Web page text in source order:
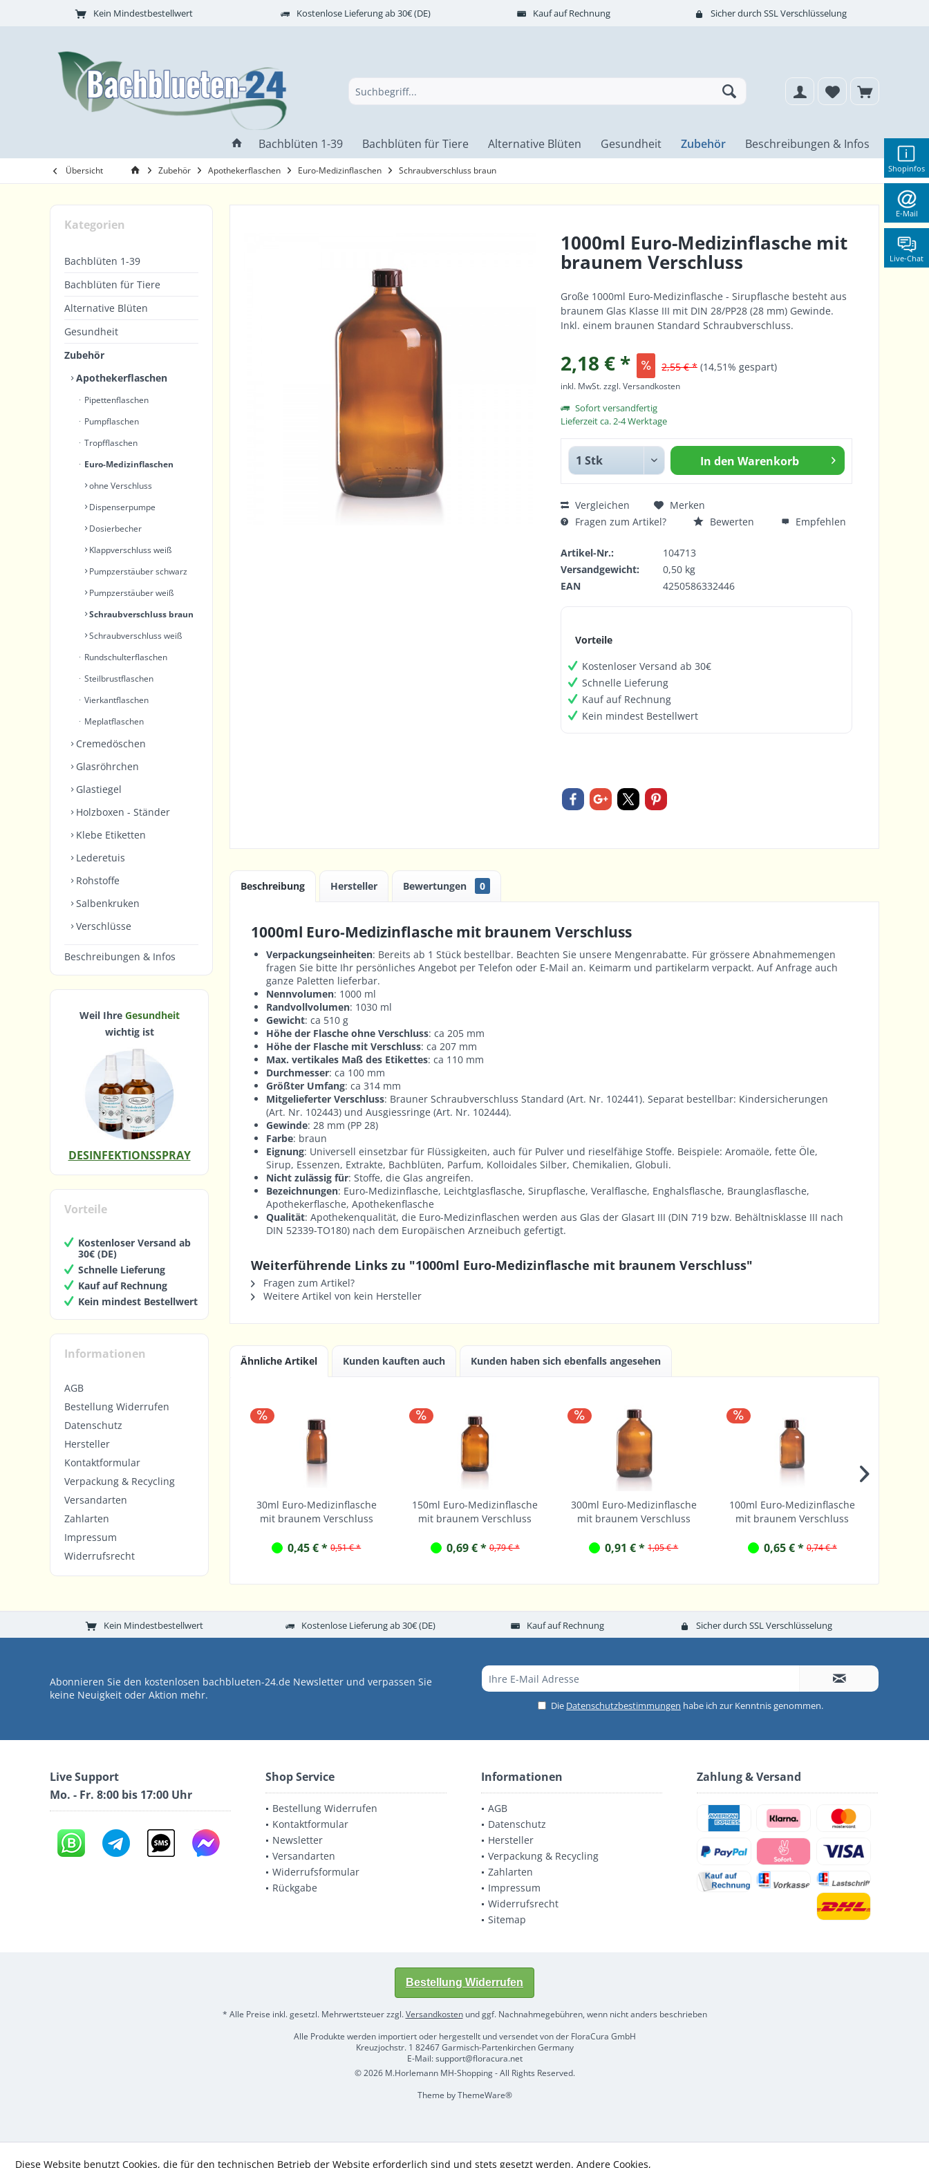
Shopinfos
E-Mail
Live-Chat
Kein Mindestbestellwert Kostenlose Lieferung ab 30€ (DE) Kauf auf Rechnung Sicher durch SSL Verschlüsselung
Bachblüten 1-39 Bachblüten für Tiere Alternative Blüten Gesundheit Zubehör Beschreibungen & Infos
Übersicht Zubehör Apothekerflaschen Euro-Medizinflaschen Schraubverschluss braun
Kategorien
Bachblüten 1-39
Bachblüten für Tiere
Alternative Blüten
Gesundheit
Zubehör
Apothekerflaschen
Pipettenflaschen
Pumpflaschen
Tropfflaschen
Euro-Medizinflaschen
ohne Verschluss
Dispenserpumpe
Dosierbecher
Klappverschluss weiß
Pumpzerstäuber schwarz
Pumpzerstäuber weiß
Schraubverschluss braun
Schraubverschluss weiß
Rundschulterflaschen
Steilbrustflaschen
Vierkantflaschen
Meplatflaschen
Cremedöschen
Glasröhrchen
Glastiegel
Holzboxen - Ständer
Klebe Etiketten
Lederetuis
Rohstoffe
Salbenkruken
Verschlüsse
Beschreibungen & Infos
Weil Ihre Gesundheit
wichtig ist
DESINFEKTIONSSPRAY
Vorteile
Kostenloser Versand ab
30€ (DE)
Schnelle Lieferung
Kauf auf Rechnung
Kein mindest Bestellwert
Informationen
AGB
Bestellung Widerrufen
Datenschutz
Hersteller
Kontaktformular
Verpackung & Recycling
Versandarten
Zahlarten
Impressum
Widerrufsrecht
1000ml Euro-Medizinflasche mit
braunem Verschluss
Große 1000ml Euro-Medizinflasche - Sirupflasche besteht aus
braunem Glas Klasse III mit DIN 28/PP28 (28 mm) Gewinde.
Inkl. einem braunen Standard Schraubverschluss.
2,18 € * 2,55 € * (14,51% gespart)
inkl. MwSt.zzgl. Versandkosten
Sofort versandfertig
Lieferzeit ca. 2-4 Werktage
In den Warenkorb
Vergleichen
Merken
Fragen zum Artikel?
Bewerten Empfehlen
Artikel-Nr.:
104713
Versandgewicht:
0,50 kg
EAN
4250586332446
Vorteile
Kostenloser Versand ab 30€
Schnelle Lieferung
Kauf auf Rechnung
Kein mindest Bestellwert
Beschreibung Hersteller Bewertungen 0
1000ml Euro-Medizinflasche mit braunem Verschluss
Verpackungseinheiten: Bereits ab 1 Stück bestellbar. Beachten Sie unsere Mengenrabatte. Für grössere Abnahmemengen
fragen Sie bitte Ihr persönliches Angebot per Telefon oder E-Mail an. Keimarm und partikelarm verpackt. Auf Anfrage auch
ganze Paletten lieferbar.
Nennvolumen: 1000 ml
Randvollvolumen: 1030 ml
Gewicht: ca 510 g
Höhe der Flasche ohne Verschluss: ca 205 mm
Höhe der Flasche mit Verschluss: ca 207 mm
Max. vertikales Maß des Etikettes: ca 110 mm
Durchmesser: ca 100 mm
Größter Umfang: ca 314 mm
Mitgelieferter Verschluss: Brauner Schraubverschluss Standard (Art. Nr. 102441). Separat bestellbar: Kindersicherungen
(Art. Nr. 102443) und Ausgiessringe (Art. Nr. 102444).
Gewinde: 28 mm (PP 28)
Farbe: braun
Eignung: Universell einsetzbar für Flüssigkeiten, auch für Pulver und rieselfähige Stoffe. Beispiele: Aromaöle, fette Öle,
Sirup, Essenzen, Extrakte, Bachblüten, Parfum, Kolloidales Silber, Chemikalien, Globuli.
Nicht zulässig für: Stoffe, die Glas angreifen.
Bezeichnungen: Euro-Medizinflasche, Leichtglasflasche, Sirupflasche, Veralflasche, Enghalsflasche, Braunglasflasche,
Apothekerflasche, Apothekenflasche
Qualität: Apothekenqualität, die Euro-Medizinflaschen werden aus Glas der Glasart III (DIN 719 bzw. Behältnisklasse III nach
DIN 52339-TO180) nach dem Europäischen Arzneibuch gefertigt.
Weiterführende Links zu "1000ml Euro-Medizinflasche mit braunem Verschluss"
Fragen zum Artikel?
Weitere Artikel von kein Hersteller
Ähnliche Artikel Kunden kauften auch Kunden haben sich ebenfalls angesehen
30ml Euro-Medizinflasche
mit braunem Verschluss
0,45 € * 0,51 € *
150ml Euro-Medizinflasche
mit braunem Verschluss
0,69 € * 0,79 € *
300ml Euro-Medizinflasche
mit braunem Verschluss
0,91 € * 1,05 € *
100ml Euro-Medizinflasche
mit braunem Verschluss
0,65 € * 0,74 € *
Kein Mindestbestellwert Kostenlose Lieferung ab 30€ (DE) Kauf auf Rechnung Sicher durch SSL Verschlüsselung
Abonnieren Sie den kostenlosen bachblueten-24.de Newsletter und verpassen Sie
keine Neuigkeit oder Aktion mehr.
Die Datenschutzbestimmungen habe ich zur Kenntnis genommen.
Live Support
Mo. - Fr. 8:00 bis 17:00 Uhr
Shop Service
Bestellung Widerrufen
Kontaktformular
Newsletter
Versandarten
Widerrufsformular
Rückgabe
Informationen
AGB
Datenschutz
Hersteller
Verpackung & Recycling
Zahlarten
Impressum
Widerrufsrecht
Sitemap
Zahlung & Versand
Bestellung Widerrufen
* Alle Preise inkl. gesetzl. Mehrwertsteuer zzgl.Versandkostenund ggf. Nachnahmegebühren, wenn nicht anders beschrieben
Alle Produkte werden importiert oder hergestellt und versendet von der FloraCura GmbH
Kreuzjochstr. 1 82467 Garmisch-Partenkirchen Germany
E-Mail: support@floracura.net
© 2026 M.Horlemann MH-Shopping - All Rights Reserved.
Theme byThemeWare®
Diese Website benutzt Cookies, die für den technischen Betrieb der Website erforderlich sind und stets gesetzt werden. Andere Cookies,